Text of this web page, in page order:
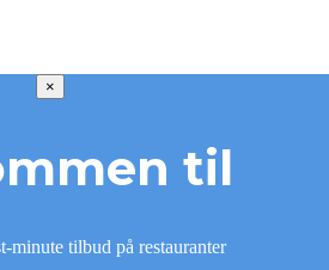
×
til
minute tilbud på restauranter